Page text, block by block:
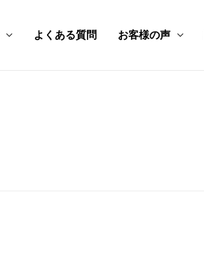
よくある質問 お客様の声